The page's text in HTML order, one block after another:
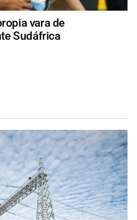
vara de
Sudáfrica